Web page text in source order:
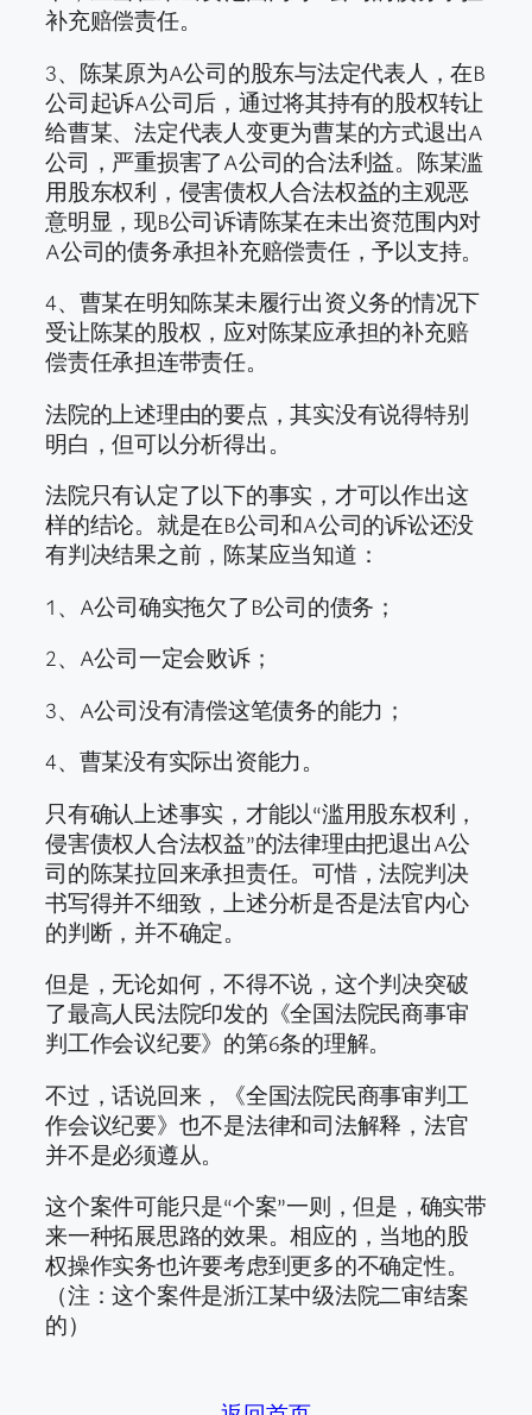
补充赔偿责任。
3、陈某原为A公司的股东与法定代表人，在B
公司起诉A公司后，通过将其持有的股权转让
给曹某、法定代表人变更为曹某的方式退出A
公司，严重损害了A公司的合法利益。陈某滥
用股东权利，侵害债权人合法权益的主观恶
意明显，现B公司诉请陈某在未出资范围内对
A公司的债务承担补充赔偿责任，予以支持。
4、曹某在明知陈某未履行出资义务的情况下
受让陈某的股权，应对陈某应承担的补充赔
偿责任承担连带责任。
法院的上述理由的要点，其实没有说得特别
明白，但可以分析得出。
法院只有认定了以下的事实，才可以作出这
样的结论。就是在B公司和A公司的诉讼还没
有判决结果之前，陈某应当知道：
1、A公司确实拖欠了B公司的债务；
2、A公司一定会败诉；
3、A公司没有清偿这笔债务的能力；
4、曹某没有实际出资能力。
只有确认上述事实，才能以“滥用股东权利，
侵害债权人合法权益”的法律理由把退出A公
司的陈某拉回来承担责任。可惜，法院判决
书写得并不细致，上述分析是否是法官内心
的判断，并不确定。
但是，无论如何，不得不说，这个判决突破
了最高人民法院印发的《全国法院民商事审
判工作会议纪要》的第6条的理解。
不过，话说回来，《全国法院民商事审判工
作会议纪要》也不是法律和司法解释，法官
并不是必须遵从。
这个案件可能只是“个案”一则，但是，确实带
来一种拓展思路的效果。相应的，当地的股
权操作实务也许要考虑到更多的不确定性。
（注：这个案件是浙江某中级法院二审结案
的）